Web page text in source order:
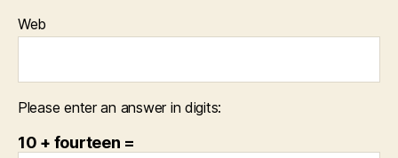
Web
Please enter an answer in digits:
10 + fourteen =